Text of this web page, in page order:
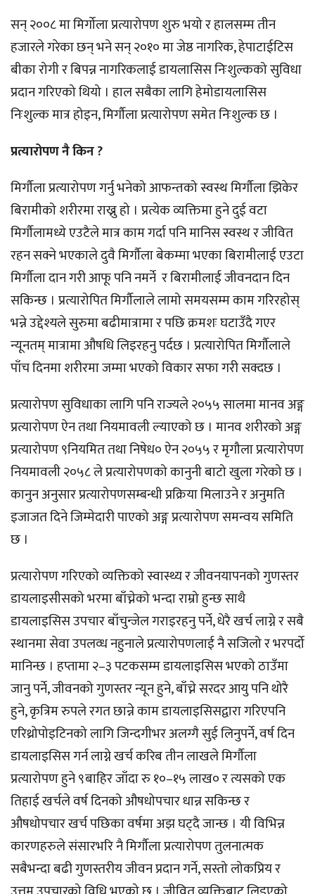
सन् २००८ मा मिर्गोला प्रत्यारोपण शुरु भयो र हालसम्म तीन
हजारले गरेका छन् भने सन् २०१० मा जेष्ठ नागरिक, हेपाटाईटिस
बीका रोगी र बिपन्न नागरिकलाई डायलासिस निःशुल्कको सुविधा
प्रदान गरिएको थियो । हाल सबैका लागि हेमोडायलासिस
निःशुल्क मात्र होइन, मिर्गौला प्रत्यारोपण समेत निःशुल्क छ ।
प्रत्यारोपण नै किन ?
मिर्गौला प्रत्यारोपण गर्नु भनेको आफन्तको स्वस्थ मिर्गौला झिकेर
बिरामीको शरीरमा राख्नु हो । प्रत्येक व्यक्तिमा हुने दुई वटा
मिर्गौलामध्ये एउटैले मात्र काम गर्दा पनि मानिस स्वस्थ र जीवित
रहन सक्ने भएकाले दुवै मिर्गौला बेकम्मा भएका बिरामीलाई एउटा
मिर्गौला दान गरी आफू पनि नमर्ने र बिरामीलाई जीवनदान दिन
सकिन्छ । प्रत्यारोपित मिर्गौलाले लामो समयसम्म काम गरिरहोस्
भन्ने उद्देश्यले सुरुमा बढीमात्रामा र पछि क्रमशः घटाउँदै गएर
न्यूनतम् मात्रामा औषधि लिइरहनु पर्दछ । प्रत्यारोपित मिर्गौलाले
पाँच दिनमा शरीरमा जम्मा भएको विकार सफा गरी सक्दछ ।
प्रत्यारोपण सुविधाका लागि पनि राज्यले २०५५ सालमा मानव अङ्ग
प्रत्यारोपण ऐन तथा नियमावली ल्याएको छ । मानव शरीरको अङ्ग
प्रत्यारोपण ९नियमित तथा निषेध० ऐन २०५५ र मृगौला प्रत्यारोपण
नियमावली २०५८ ले प्रत्यारोपणको कानुनी बाटो खुला गरेको छ ।
कानुन अनुसार प्रत्यारोपणसम्बन्धी प्रक्रिया मिलाउने र अनुमति
इजाजत दिने जिम्मेदारी पाएको अङ्ग प्रत्यारोपण समन्वय समिति
छ ।
प्रत्यारोपण गरिएको व्यक्तिको स्वास्थ्य र जीवनयापनको गुणस्तर
डायलाइसीसको भरमा बाँच्नेको भन्दा राम्रो हुन्छ साथै
डायलाइसिस उपचार बाँचुन्जेल गराइरहनु पर्ने, धेरै खर्च लाग्ने र सबै
स्थानमा सेवा उपलव्ध नहुनाले प्रत्यारोपणलाई नै सजिलो र भरपर्दो
मानिन्छ । हप्तामा २–३ पटकसम्म डायलाइसिस भएको ठाउँमा
जानु पर्ने, जीवनको गुणस्तर न्यून हुने, बाँच्ने सरदर आयु पनि थोरै
हुने, कृत्रिम रुपले रगत छान्ने काम डायलाइसिसद्वारा गरिएपनि
एरिथ्रोपोइटिनको लागि जिन्दगीभर अलग्गै सुई लिनुपर्ने, वर्ष दिन
डायलाइसिस गर्न लाग्ने खर्च करिब तीन लाखले मिर्गौला
प्रत्यारोपण हुने ९बाहिर जाँदा रु १०–१५ लाख० र त्यसको एक
तिहाई खर्चले वर्ष दिनको औषधोपचार धान्न सकिन्छ र
औषधोपचार खर्च पछिका वर्षमा अझ घट्दै जान्छ । यी विभिन्न
कारणहरुले संसारभरि नै मिर्गौला प्रत्यारोपण तुलनात्मक
सबैभन्दा बढी गुणस्तरीय जीवन प्रदान गर्ने, सस्तो लोकप्रिय र